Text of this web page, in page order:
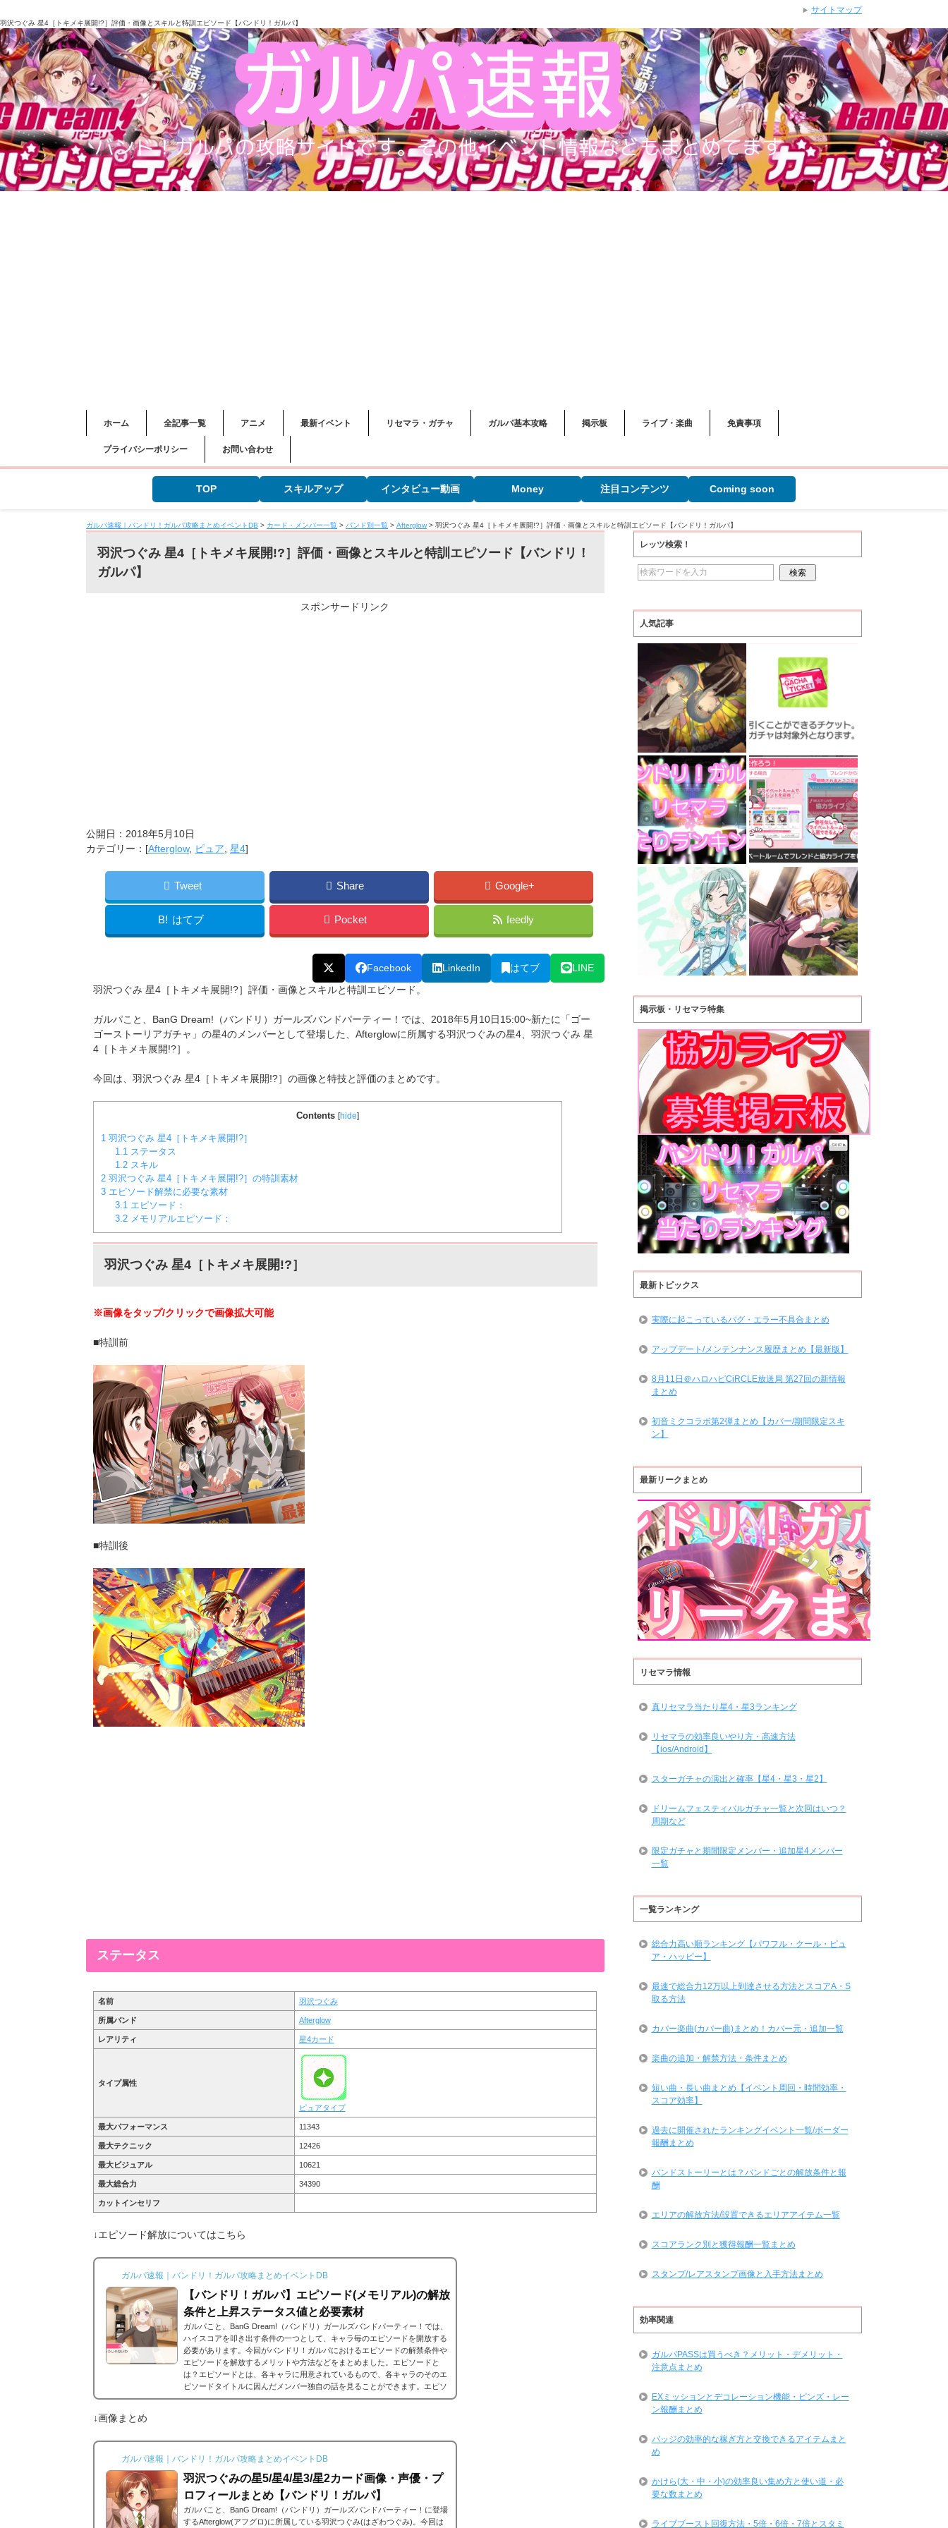
羽沢つぐみ 星4［トキメキ展開!?］評価・画像とスキルと特訓エピソード【バンドリ！ガルパ】
ホーム 全記事一覧 アニメ 最新イベント リセマラ・ガチャ ガルパ基本攻略 掲示板 ライブ・楽曲 免責事項
プライバシーポリシー お問い合わせ
TOP スキルアップ インタビュー動画 Money 注目コンテンツ Coming soon
ガルパ速報｜バンドリ！ガルパ攻略まとめイベントDB > カード・メンバー一覧 > バンド別一覧 > Afterglow > 羽沢つぐみ 星4［トキメキ展開!?］評価・画像とスキルと特訓エピソード【バンドリ！ガルパ】
羽沢つぐみ 星4［トキメキ展開!?］評価・画像とスキルと特訓エピソード【バンドリ！
ガルパ】
スポンサードリンク
公開日： 2018年5月10日
カテゴリー：[Afterglow, ピュア 星4]
Tweet Share Google+
B! はてブ Pocket feedly
Facebook LinkedIn はてブ
LINE
羽沢つぐみ 星4［トキメキ展開!?］評価・画像とスキルと特訓エピソード。
ガルパこと、BanG Dream!（バンドリ）ガールズバンドパーティー！では、2018年5月10日15:00~新たに「ゴー
ゴーストーリアガチャ」の星4のメンバーとして登場した、Afterglowに所属する羽沢つぐみの星4、羽沢つぐみ 星
4［トキメキ展開!?］。
今回は、羽沢つぐみ 星4［トキメキ展開!?］の画像と特技と評価のまとめです。
Contents [hide]
1 羽沢つぐみ 星4［トキメキ展開!?］
1.1ステータス
1.2スキル
2 羽沢つぐみ 星4［トキメキ展開!?］の特訓素材
3 エピソード解禁に必要な素材
3.1エピソード：
3.2メモリアルエピソード：
羽沢つぐみ 星4［トキメキ展開!?］
※画像をタップ/クリックで画像拡大可能
■特訓前
■特訓後
ステータス
名前 羽沢つぐみ
所属バンド Afterglow
レアリティ 星4カード
タイプ属性
ピュアタイプ
最大パフォーマンス 11343
最大テクニック 12426
最大ビジュアル 10621
最大総合力 34390
カットインセリフ
↓エピソード解放についてはこちら
ガルパ速報｜バンドリ！ガルパ攻略まとめイベントDB
【バンドリ！ガルパ】エピソード(メモリアル)の解放
条件と上昇ステータス値と必要素材
ガルパこと、BanG Dream!（バンドリ）ガールズバンドパーティー！では、
ハイスコアを叩き出す条件の一つとして、キャラ毎のエピソードを開放する
必要があります。今回がバンドリ！ガルパにおけるエピソードの解禁条件や
エピソードを解放するメリットや方法などをまとめました。エピソードと
は？エピソードとは、各キャラに用意されているもので、各キャラのそのエ
ピソードタイトルに因んだメンバー独自の話を見ることができます。エピソ
ードは各キャラクターの詳細にあり、解放することでそのタイトルに纏わる
↓画像まとめ
ガルパ速報｜バンドリ！ガルパ攻略まとめイベントDB
羽沢つぐみの星5/星4/星3/星2カード画像・声優・プ
ロフィールまとめ【バンドリ！ガルパ】
ガルパこと、BanG Dream!（バンドリ）ガールズバンドパーティー！に登場
するAfterglow(アフグロ)に所属している羽沢つぐみ(はざわつぐみ)。今回は
レッツ検索！
人気記事
掲示板・リセマラ特集
最新トピックス
実際に起こっているバグ・エラー不具合まとめ
アップデート/メンテンナンス履歴まとめ【最新版】
8月11日＠ハロハピCiRCLE放送局 第27回の新情報
まとめ
初音ミクコラボ第2弾まとめ【カバー/期間限定スキ
ン】
最新リークまとめ
リセマラ情報
真リセマラ当たり星4・星3ランキング
リセマラの効率良いやり方・高速方法
【ios/Android】
スターガチャの演出と確率【星4・星3・星2】
ドリームフェスティバルガチャ一覧と次回はいつ？
周期など
限定ガチャと期間限定メンバー・追加星4メンバー
一覧
一覧ランキング
総合力高い順ランキング【パワフル・クール・ピュ
ア・ハッピー】
最速で総合力12万以上到達させる方法とスコアA・S
取る方法
カバー楽曲(カバー曲)まとめ！カバー元・追加一覧
楽曲の追加・解禁方法・条件まとめ
短い曲・長い曲まとめ【イベント周回・時間効率・
スコア効率】
過去に開催されたランキングイベント一覧/ボーダー
報酬まとめ
バンドストーリーとは？バンドごとの解放条件と報
酬
エリアの解放方法/設置できるエリアアイテム一覧
スコアランク別と獲得報酬一覧まとめ
スタンプ/レアスタンプ画像と入手方法まとめ
効率関連
ガルパPASSは買うべき？メリット・デメリット・
注意点まとめ
EXミッションとデコレーション機能・ピンズ・レー
ン報酬まとめ
バッジの効率的な稼ぎ方と交換できるアイテムまと
め
かけら(大・中・小)の効率良い集め方と使い道・必
要な数まとめ
ライブブースト回復方法・5倍・6倍・7倍とスタミ
サイトマップ